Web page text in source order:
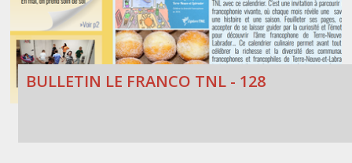
BULLETIN LE FRANCO TNL - 128